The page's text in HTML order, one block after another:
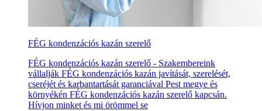
FÉG kondenzációs kazán szerelő
FÉG kondenzációs kazán szerelő - Szakembereink
vállalják FÉG kondenzációs kazán javítását, szerelését,
cseréjét és karbantartását garanciával Pest megye és
környékén FÉG kondenzációs kazán szerelő kapcsán.
Hívjon minket és mi örömmel se